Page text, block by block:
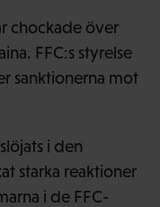
chockade över
FFC:s styrelse
sanktionerna mot
i den
starka reaktioner
i de FFC-